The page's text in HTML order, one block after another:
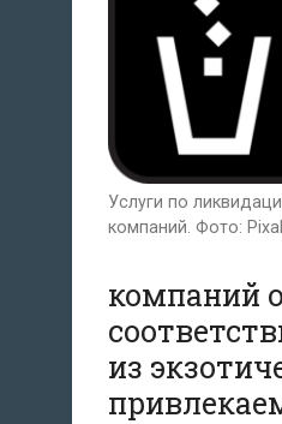
Услуги по
компаний. Фото:
компаний
из